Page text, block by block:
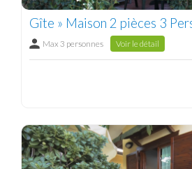
Gîte » Maison 2 pièces 3
Max 3 personnes Voir le détail